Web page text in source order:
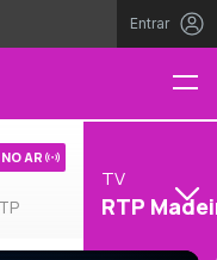
Entrar
NO AR
TV
RTP